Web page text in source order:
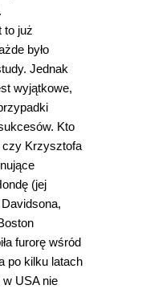
to już
było
Jednak
wyjątkowe,
Kto
czy Krzysztofa
(jej
furorę wśród
po kilku latach
USA nie